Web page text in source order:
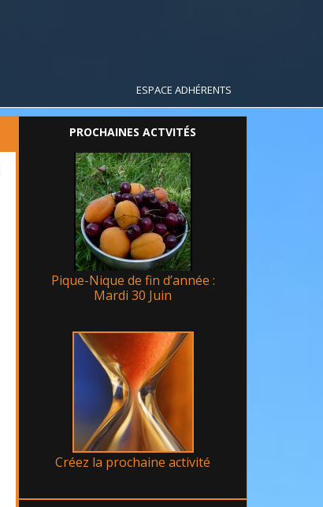
ESPACE ADHÉRENTS
PROCHAINES ACTVITÉS
Pique-Nique de fin d’année :
Mardi 30 Juin
Créez la prochaine activité